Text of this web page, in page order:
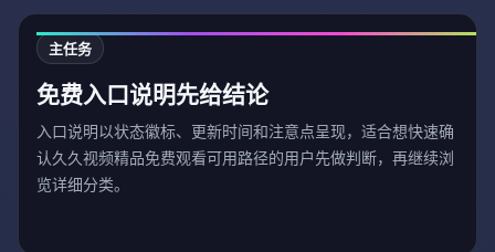
主任务
免费入口说明先给结论
入口说明以状态徽标、更新时间和注意点呈现，适合想快速确
认久久视频精品免费观看可用路径的用户先做判断，再继续浏
览详细分类。